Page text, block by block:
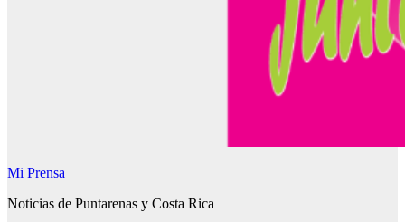
Mi Prensa
Noticias de Puntarenas y Costa Rica